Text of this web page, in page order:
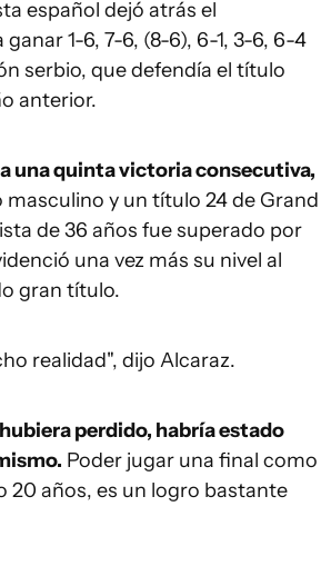
español dejó atrás el
1-6, 7-6, (8-6), 6-1, 3-6, 6-4
serbio, que defendía el título
anterior.
una quinta victoria consecutiva,
y un título 24 de Grand
de 36 años fue superado por
una vez más su nivel al
gran título.
realidad", dijo Alcaraz.
hubiera perdido, habría estado
Poder jugar una final como
20 años, es un logro bastante